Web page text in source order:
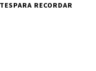
PARA RECORDAR